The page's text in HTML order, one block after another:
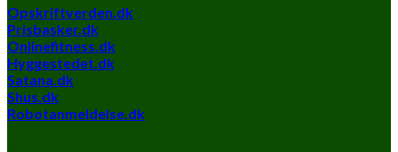
Opskriftverden.dk
Prisbasker.dk
Onlinefitness.dk
Hyggestedet.dk
Satana.dk
Shus.dk
Robotanmeldelse.dk